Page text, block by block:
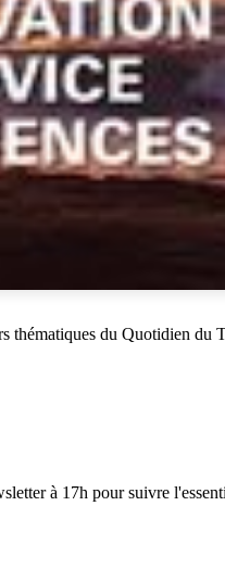
thématiques du Quotidien du
à 17h pour suivre